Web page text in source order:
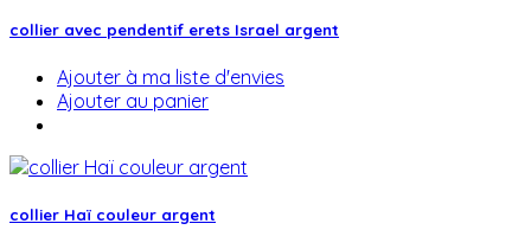
collier avec pendentif erets Israel argent
Ajouter à ma liste d'envies
Ajouter au panier
collier Haï couleur argent